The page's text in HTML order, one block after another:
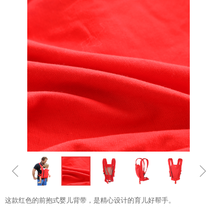
ꁆ ꁇ
这款红色的前抱式婴儿背带，是精心设计的育儿好帮手。